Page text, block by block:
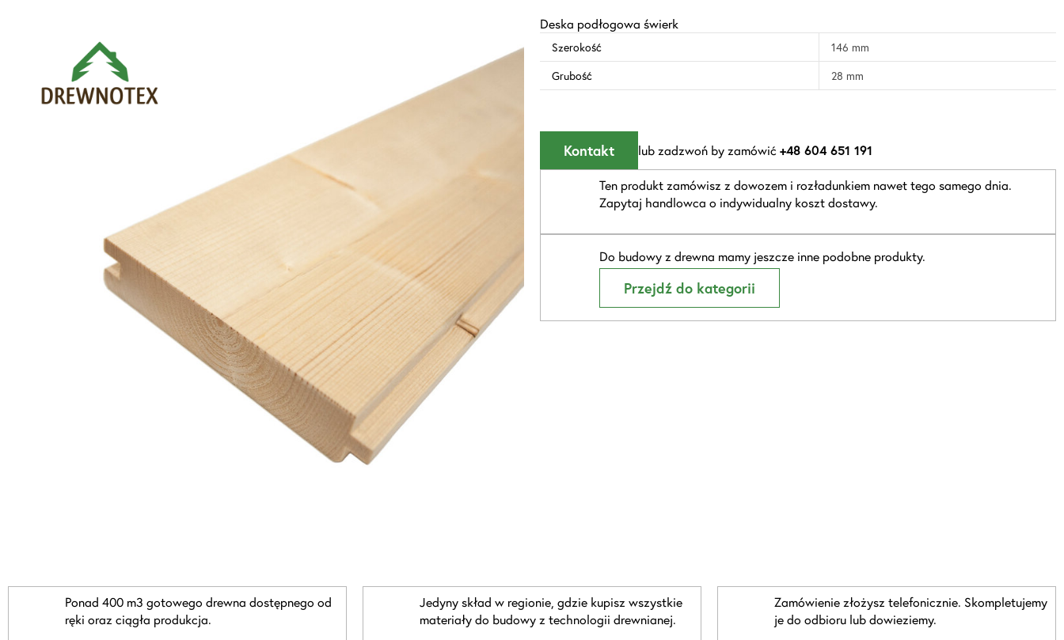
Deska podłogowa świerk
Szerokość
146 mm
Grubość
28 mm
Kontakt lub zadzwoń by zamówić+48 604 651 191
Ten produkt zamówisz z dowozem i rozładunkiem nawet tego samego dnia.
Zapytaj handlowca o indywidualny koszt dostawy.
Do budowy z drewna mamy jeszcze inne podobne produkty.
Przejdź do kategorii
Ponad 400 m3 gotowego drewna dostępnego od
ręki oraz ciągła produkcja.
Jedyny skład w regionie, gdzie kupisz wszystkie
materiały do budowy z technologii drewnianej.
Zamówienie złożysz telefonicznie. Skompletujemy
je do odbioru lub dowieziemy.